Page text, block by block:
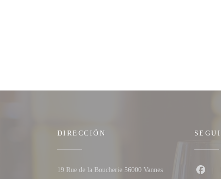
DIRECCIÓN
19 Rue de la Boucherie 56000 Vannes((abre en una nueva